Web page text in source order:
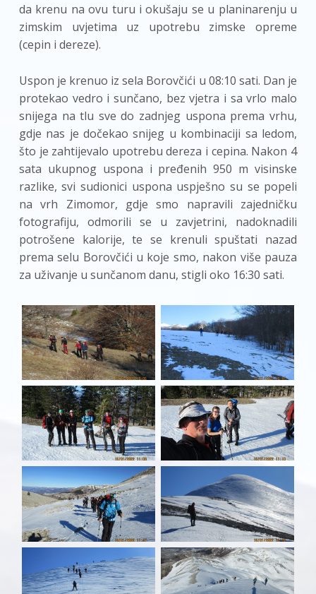
da krenu na ovu turu i okušaju se u planinarenju u
zimskim uvjetima uz upotrebu zimske opreme
(cepin i dereze).
Uspon je krenuo iz sela Borovčići u 08:10 sati. Dan je
protekao vedro i sunčano, bez vjetra i sa vrlo malo
snijega na tlu sve do zadnjeg uspona prema vrhu,
gdje nas je dočekao snijeg u kombinaciji sa ledom,
što je zahtijevalo upotrebu dereza i cepina. Nakon 4
sata ukupnog uspona i pređenih 950 m visinske
razlike, svi sudionici uspona uspješno su se popeli
na vrh Zimomor, gdje smo napravili zajedničku
fotografiju, odmorili se u zavjetrini, nadoknadili
potrošene kalorije, te se krenuli spuštati nazad
prema selu Borovčići u koje smo, nakon više pauza
za uživanje u sunčanom danu, stigli oko 16:30 sati.